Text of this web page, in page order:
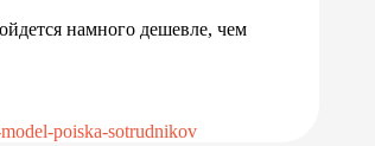
намного дешевле, чем
poiska-sotrudnikov